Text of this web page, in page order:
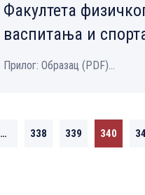
Факултета
васпитања и
Прилог: Образац (PDF)...
… 338 339 340